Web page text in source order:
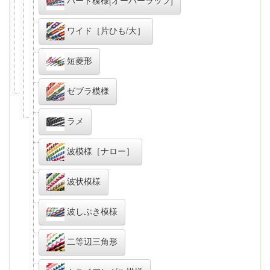
ワイド［片ひも/大］
短菱形
ゼブラ模様
ラメ
波模様［ナロー］
波状模様
波しぶき模様
二等辺三角形